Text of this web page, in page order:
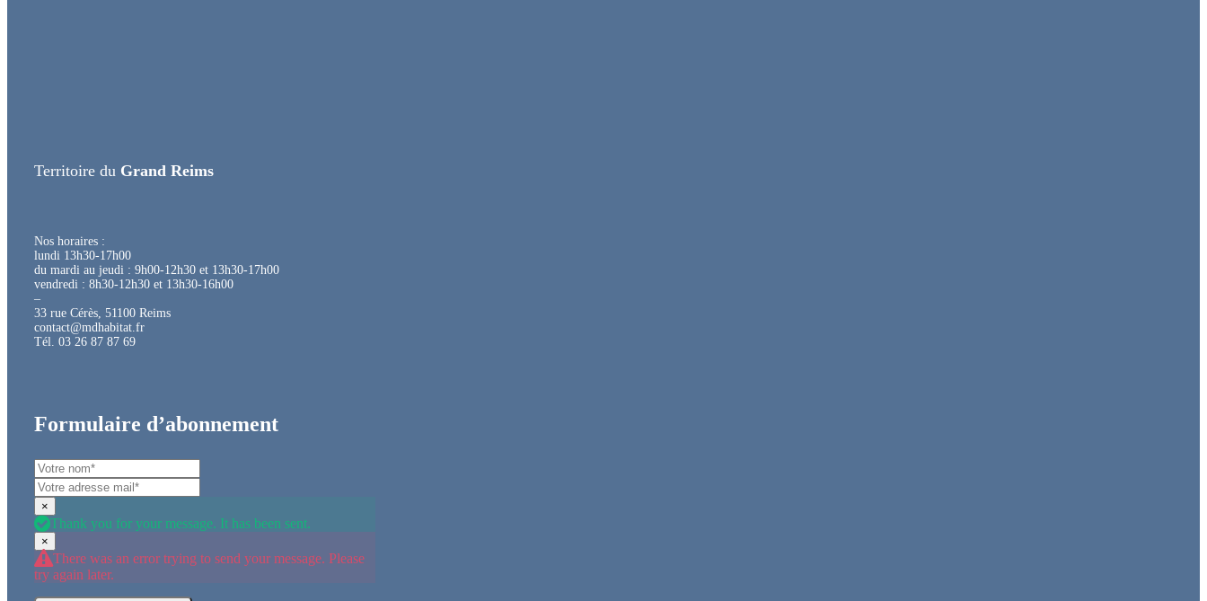
Territoire du Grand Reims
Nos horaires :
lundi 13h30-17h00
du mardi au jeudi : 9h00-12h30 et 13h30-17h00
vendredi : 8h30-12h30 et 13h30-16h00
–
33 rue Cérès, 51100 Reims
contact@mdhabitat.fr
Tél. 03 26 87 87 69
Formulaire d’abonnement
×
Thank you for your message. It has been sent.
×
There was an error trying to send your message. Please
try again later.